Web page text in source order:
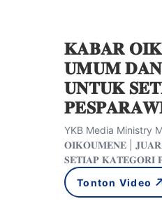
𝐊𝐀𝐁𝐀𝐑
𝐔𝐌𝐔𝐌
𝐔𝐍𝐓𝐔𝐊
YKB Media Ministry
𝐎𝐈𝐊𝐎𝐔𝐌𝐄𝐍𝐄 |
𝐒𝐄𝐓𝐈𝐀𝐏 𝐊𝐀𝐓𝐄𝐆𝐎𝐑𝐈
Tonton Video